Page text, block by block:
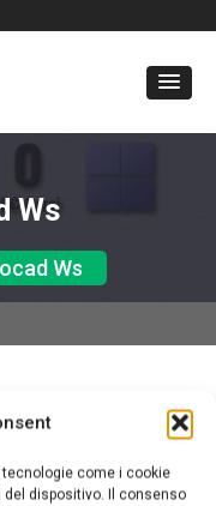
come i cookie
dispositivo. Il consenso
Ws
Ws